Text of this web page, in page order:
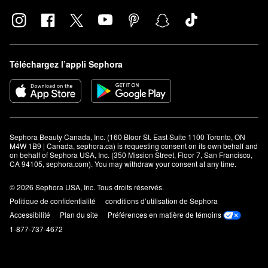
Téléchargez l’appli Sephora
Sephora Beauty Canada, Inc. (160 Bloor St. East Suite 1100 Toronto, ON
M4W 1B9 | Canada, sephora.ca) is requesting consent on its own behalf and
on behalf of Sephora USA, Inc. (350 Mission Street, Floor 7, San Francisco,
CA 94105, sephora.com). You may withdraw your consent at any time.
© 2026 Sephora USA, Inc. Tous droits réservés.
Politique de confidentialité
conditions d’utilisation de Sephora
Accessibilité
Plan du site
Préférences en matière de témoins
1-877-737-4672